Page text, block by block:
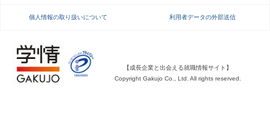
個人情報の取り扱いについて 利用者データの外部送信
【成長企業と出会える就職情報サイト】
Copyright Gakujo Co., Ltd. All rights reserved.